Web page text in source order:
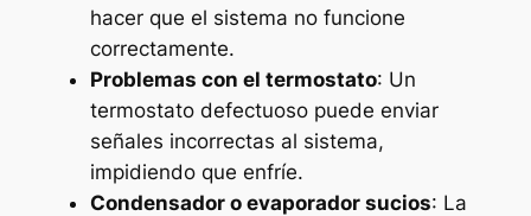
hacer que el sistema no funcione
correctamente.
Problemas con el termostato: Un
termostato defectuoso puede enviar
señales incorrectas al sistema,
impidiendo que enfríe.
Condensador o evaporador sucios: La